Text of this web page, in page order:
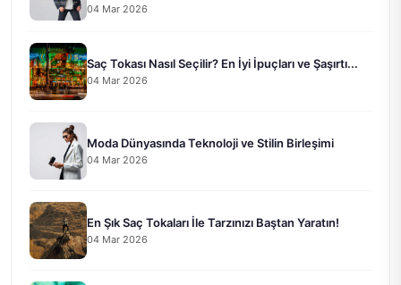
04 Mar 2026
Saç Tokası Nasıl Seçilir? En İyi İpuçları ve Şaşırtı...
04 Mar 2026
Moda Dünyasında Teknoloji ve Stilin Birleşimi
04 Mar 2026
En Şık Saç Tokaları İle Tarzınızı Baştan Yaratın!
04 Mar 2026